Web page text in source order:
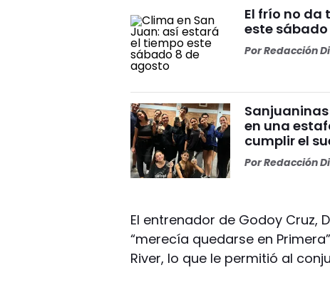
El frío no da
este
PorRedacción
en una
cumplir el
PorRedacción
El entrenador de Godoy Cruz,
“merecía quedarse en
River, lo que le permitió al